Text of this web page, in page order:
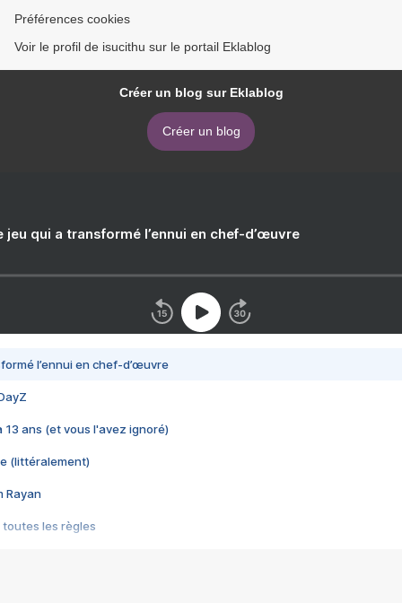
Préférences cookies
Voir le profil de isucithu sur le portail Eklablog
Créer un blog sur Eklablog
Créer un blog
jeu qui a transformé l’ennui en chef-d’œuvre
l’ennui en chef-d’œuvre
13 ans (et vous l'avez ignoré)
(littéralement)
Rayan
toutes les règles